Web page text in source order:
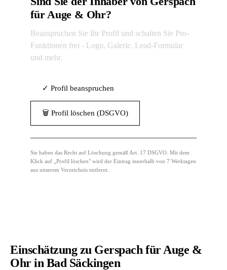
für Auge & Ohr?
Beanspruchen Sie Ihr Profil und schalten Sie Pro-
Funktionen frei - Logo, Galerie, Lead-Formular
und mehr.
✓ Profil beanspruchen
🗑 Profil löschen (DSGVO)
Sie haben das Recht auf Löschung gemäß Art. 17 DSGVO. Mit dem
Klick auf „Profil löschen" wird der Eintrag innerhalb von 7 Werktagen
aus unserem Verzeichnis entfernt.
Einschätzung zu Gerspach für Auge &
Ohr in Bad Säckingen